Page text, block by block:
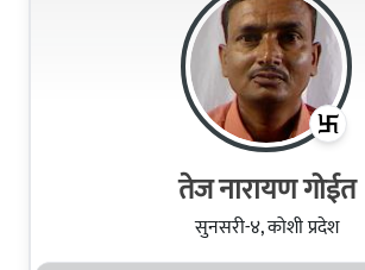
तेज नारायण गोईत
सुनसरी-४, कोशी प्रदेश